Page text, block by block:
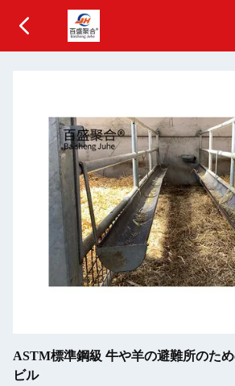
ASTM標準鋼級 牛や羊の避難所のた
ビル